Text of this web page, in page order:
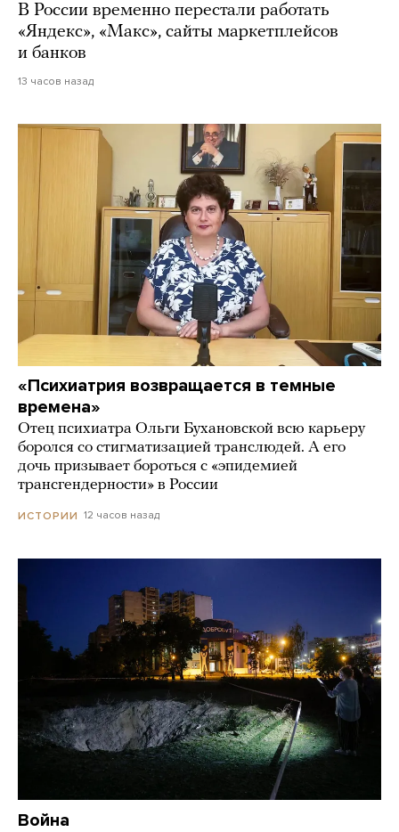
В России временно перестали работать
«Яндекс», «Макс», сайты маркетплейсов
и банков
13 часов назад
«Психиатрия возвращается в темные
времена»
Отец психиатра Ольги Бухановской всю карьеру
боролся со стигматизацией транслюдей. А его
дочь призывает бороться с «эпидемией
трансгендерности» в России
ИСТОРИИ 12 часов назад
Война